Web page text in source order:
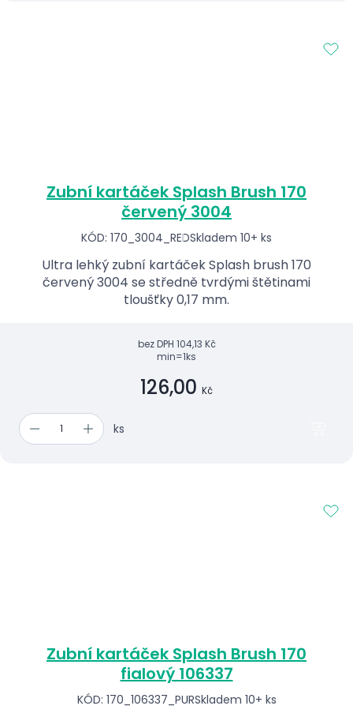
Zubní kartáček Splash Brush 170
červený 3004
KÓD: 170_3004_REDSkladem 10+ ks
Ultra lehký zubní kartáček Splash brush 170
červený 3004 se středně tvrdými štětinami
tloušťky 0,17 mm.
bez DPH 104,13 Kč
min=1ks
126,00 Kč
ks
Zubní kartáček Splash Brush 170
fialový 106337
KÓD: 170_106337_PURSkladem 10+ ks